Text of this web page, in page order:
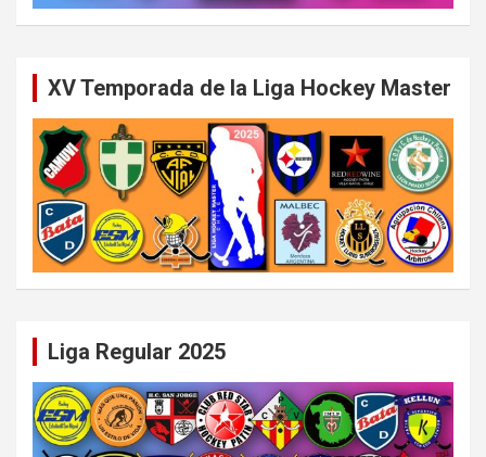
XV Temporada de la Liga Hockey Master
Liga Regular 2025